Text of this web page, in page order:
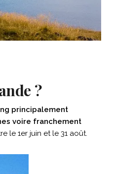
?
principalement
voire franchement
le 1er juin et le 31 août.